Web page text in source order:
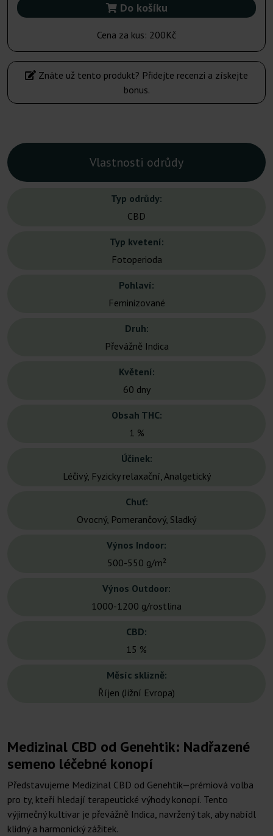
Do košíku
Cena za kus: 200Kč
Znáte už tento produkt? Přidejte recenzi a získejte
bonus.
Vlastnosti odrůdy
Typ odrůdy:
CBD
Typ kvetení:
Fotoperioda
Pohlaví:
Feminizované
Druh:
Převážně Indica
Květení:
60 dny
Obsah THC:
1 %
Účinek:
Léčivý, Fyzicky relaxační, Analgetický
Chuť:
Ovocný, Pomerančový, Sladký
Výnos Indoor:
500-550 g/m²
Výnos Outdoor:
1000-1200 g/rostlina
CBD:
15 %
Měsíc sklizně:
Říjen (Jižní Evropa)
Medizinal CBD od Genehtik: Nadřazené
semeno léčebné konopí
Představujeme Medizinal CBD od Genehtik—prémiová volba
pro ty, kteří hledají terapeutické výhody konopí. Tento
výjimečný kultivar je převážně Indica, navržený tak, aby nabídl
klidný a harmonický zážitek.